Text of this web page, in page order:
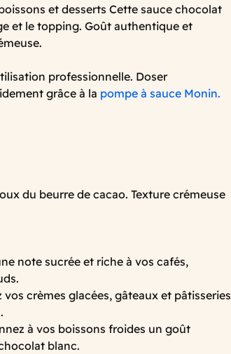
et desserts Cette sauce chocolat
et le topping. Goût authentique et
professionnelle. Doser
grâce à la pompe à sauce Monin.
du beurre de cacao. Texture crémeuse
note sucrée et riche à vos cafés,
vos crèmes glacées, gâteaux et pâtisseries
à vos boissons froides un goût
blanc.